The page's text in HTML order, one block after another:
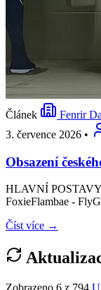
Článek
Fenrir
3. července 2026 •
Obsazení
HLAVNÍ
FoxieFlambae -
Číst více →